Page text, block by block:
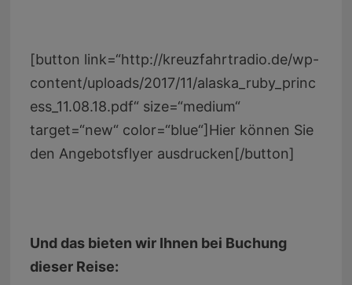
[button link=“http://kreuzfahrtradio.de/wp-
content/uploads/2017/11/alaska_ruby_princ
ess_11.08.18.pdf“ size=“medium“
target=“new“ color=“blue“]Hier können Sie
den Angebotsflyer ausdrucken[/button]
Und das bieten wir Ihnen bei Buchung
dieser Reise: